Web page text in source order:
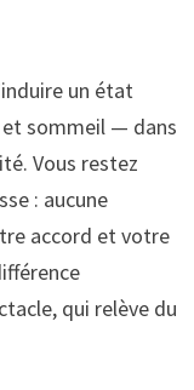
un état
sommeil — dans
Vous restez
: aucune
accord et votre
qui relève du